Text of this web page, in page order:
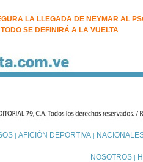
LA LLEGADA DE NEYMAR AL
SE DEFINIRÁ A LA VUELTA
| AFICIÓN DEPORTIVA|
NOSOTROS |